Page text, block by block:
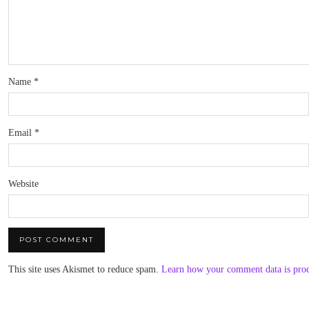
Name *
Email *
Website
This site uses Akismet to reduce spam. Learn how your comment data is